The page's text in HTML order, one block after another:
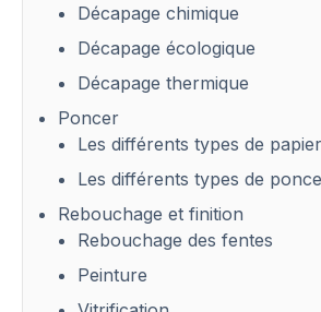
Décapage chimique
Décapage écologique
Décapage thermique
Poncer
Les différents types de
Les différents types de
Rebouchage et finition
Rebouchage des fentes
Peinture